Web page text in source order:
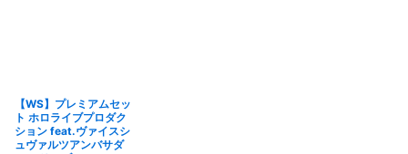
【WS】プレミアムセッ
ト ホロライブプロダク
ション feat.ヴァイスシ
ュヴァルツアンバサダ